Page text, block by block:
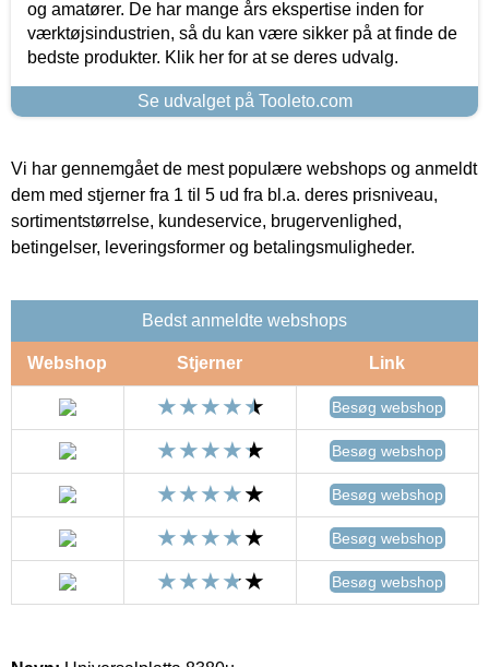
og amatører. De har mange års ekspertise inden for
værktøjsindustrien, så du kan være sikker på at finde de
bedste produkter. Klik her for at se deres udvalg.
Se udvalget på Tooleto.com
Vi har gennemgået de mest populære webshops og anmeldt
dem med stjerner fra 1 til 5 ud fra bl.a. deres prisniveau,
sortimentstørrelse, kundeservice, brugervenlighed,
betingelser, leveringsformer og betalingsmuligheder.
Bedst anmeldte webshops
Webshop Stjerner Link
Besøg webshop
Besøg webshop
Besøg webshop
Besøg webshop
Besøg webshop